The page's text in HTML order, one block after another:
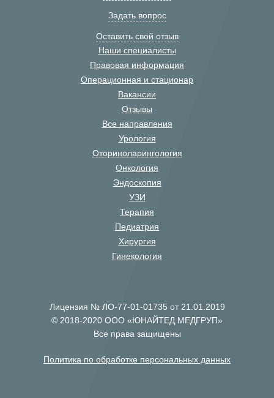
Задать вопрос
Оставить свой отзыв
Наши специалисты
Правовая информация
Операционная и стационар
Вакансии
Отзывы
Все направления
Урология
Оториноларингология
Онкология
Эндоскопия
УЗИ
Терапия
Педиатрия
Хирургия
Гинекология
Лицензия № ЛО-77-01-01735 от 21.01.2019
© 2018-2020 ООО «ЮНАЙТЕД МЕДГРУП»
Все права защищены
Политика по обработке персональных данных